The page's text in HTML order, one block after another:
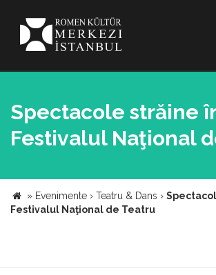
Spectacole străine
Festivalul Naţional
» Evenimente › Teatru & Dans ›
Festivalul Naţional de Teatru